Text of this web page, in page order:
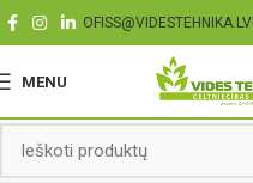
OFISS@VIDESTEHNIKA.LV
MENU